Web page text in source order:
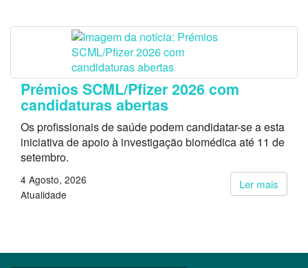
Prémios SCML/Pfizer 2026 com
candidaturas abertas
Os profissionais de saúde podem candidatar-se a esta
iniciativa de apoio à investigação biomédica até 11 de
setembro.
Ler mais
4 Agosto, 2026
Atualidade